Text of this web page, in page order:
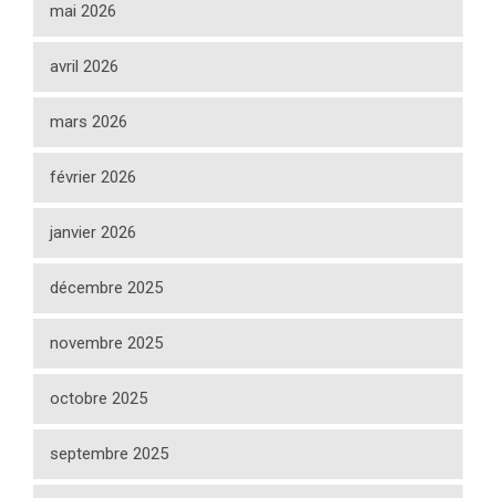
mai 2026
avril 2026
mars 2026
février 2026
janvier 2026
décembre 2025
novembre 2025
octobre 2025
septembre 2025